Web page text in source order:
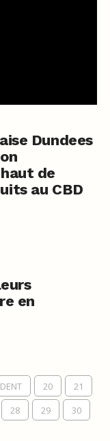
Dundees
de
au CBD
en
20
21
28 29
30